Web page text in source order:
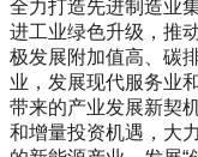
全力打造先进制造业
进工业绿色升级，推
极发展附加值高、碳
业，发展现代服务业
带来的产业发展新契
和增量投资机遇，大